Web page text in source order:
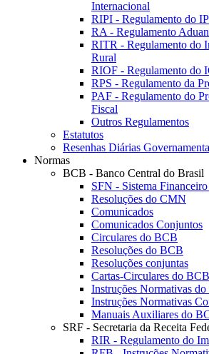
Internacional
RIPI - Regulamento do
RA - Regulamento
RITR - Regulamento do
Rural
RIOF - Regulamento do
RPS - Regulamento da
PAF - Regulamento do
Fiscal
Outros Regulamentos
Estatutos
Resenhas Diárias
Normas
BCB - Banco Central do Brasil
SFN - Sistema
Resoluções do CMN
Comunicados
Comunicados Conjuntos
Circulares do BCB
Resoluções do BCB
Resoluções conjuntas
Cartas-Circulares do BCB
Instruções Normativas
Instruções Normativas
Manuais Auxiliares do
SRF - Secretaria da Receita
RIR - Regulamento do